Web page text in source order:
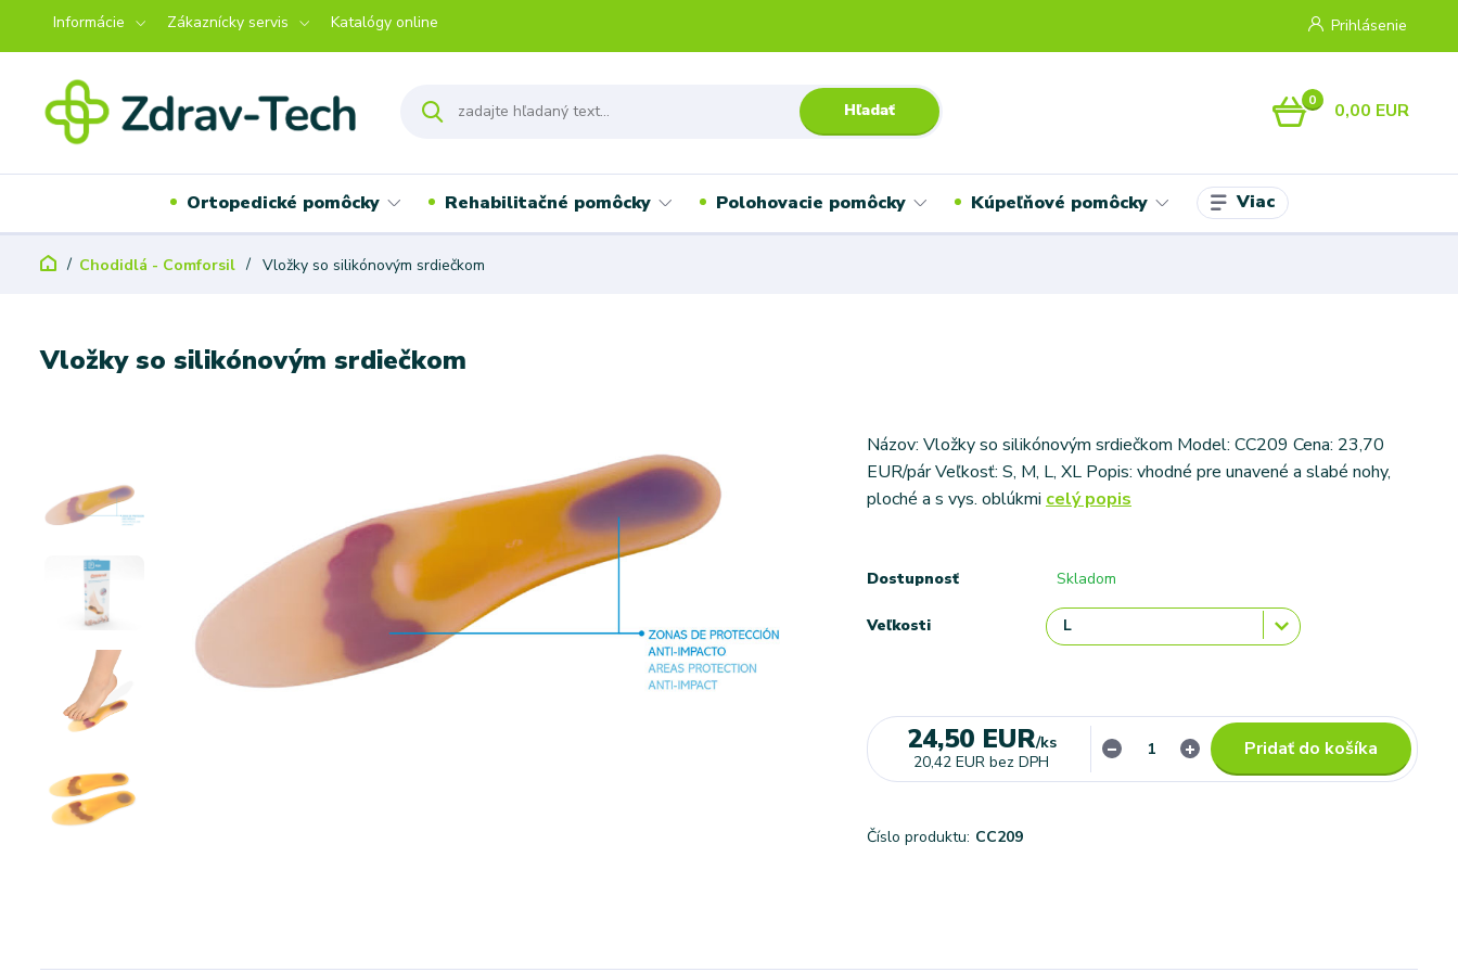
Informácie Zákaznícky servis Katalógy online Prihlásenie
Hľadať 0 0,00 EUR
Ortopedické pomôcky Rehabilitačné pomôcky Polohovacie pomôcky Kúpeľňové pomôcky Viac
Chodidlá - Comforsil Vložky so silikónovým srdiečkom
Vložky so silikónovým srdiečkom
Názov: Vložky so silikónovým srdiečkom Model: CC209 Cena: 23,70
EUR/pár Veľkosť: S, M, L, XL Popis: vhodné pre unavené a slabé nohy,
ploché a s vys. oblúkmi celý popis
Dostupnosť Skladom
Veľkosti
24,50 EUR/ks
20,42 EUR bez DPH
Pridať do košíka
Číslo produktu: CC209